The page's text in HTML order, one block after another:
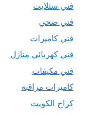
فني ستلايت
فني صحي
فني كاميرات
فني كهربائي منازل
فني مكيفات
كاميرات مراقبة
كراج الكويت